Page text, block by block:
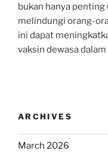
bukan hanya
melindungi orang-
ini dapat
vaksin dewasa
ARCHIVES
March 2026